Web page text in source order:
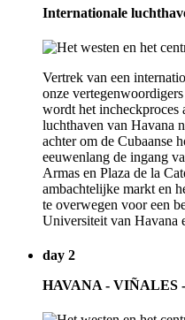
Internationale
Vertrek van een
onze
wordt het incheckproces
luchthaven van Havana
achter om de Cubaanse
eeuwenlang de ingang
Armas en Plaza de la
ambachtelijke markt en
te overwegen voor een
Universiteit van Havana
day 2
HAVANA - VIÑALES